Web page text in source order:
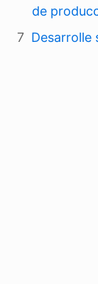
de
Desarrolle